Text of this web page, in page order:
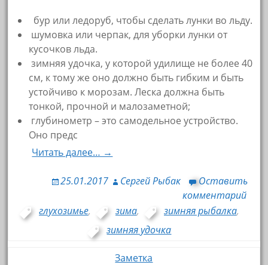
бур или ледоруб, чтобы сделать лунки во льду.
шумовка или черпак, для уборки лунки от
кусочков льда.
зимняя удочка, у которой удилище не более 40
см, к тому же оно должно быть гибким и быть
устойчиво к морозам. Леска должна быть
тонкой, прочной и малозаметной;
глубинометр – это самодельное устройство.
Оно предс
Читать далее… →
25.01.2017 Сергей Рыбак
Оставить
комментарий
глухозимье, зима, зимняя рыбалка,
зимняя удочка
Заметка